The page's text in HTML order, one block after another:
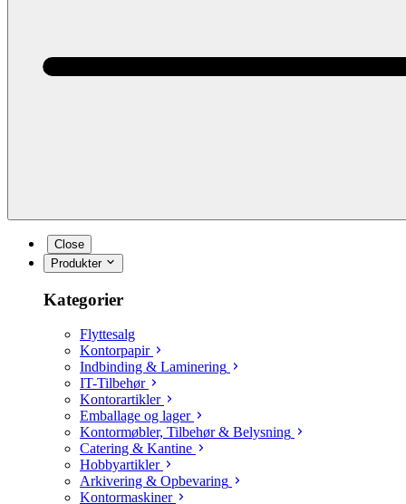
Close
Produkter
Kategorier
Flyttesalg
Kontorpapir
Indbinding & Laminering
IT-Tilbehør
Kontorartikler
Emballage og lager
Kontormøbler, Tilbehør & Belysning
Catering & Kantine
Hobbyartikler
Arkivering & Opbevaring
Kontormaskiner